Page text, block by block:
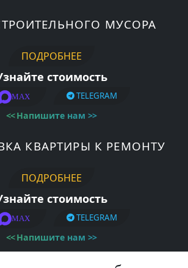
МУСОРА
ПОДРОБНЕЕ
стоимость
MAX TELEGRAM
<<Напишите нам >>
КВАРТИРЫ К РЕМОНТУ
ПОДРОБНЕЕ
стоимость
MAX TELEGRAM
<<Напишите нам >>